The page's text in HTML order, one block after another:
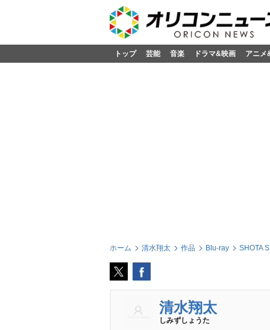
トップ 芸能 音楽 ドラマ&映画 アニメ
ホーム 清水翔太 作品 Blu-ray SHOTA
清水翔太
しみずしょうた